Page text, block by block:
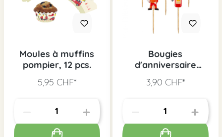
Moules à muffins
pompier, 12 pcs.
5,95 CHF*
Bougies
d'anniversaire
3,90 CHF*